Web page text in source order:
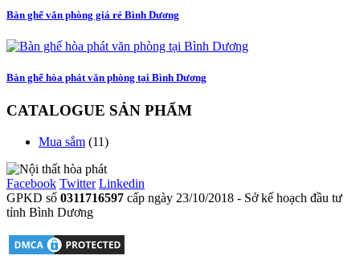
Bàn ghế văn phòng giá rẻ Bình Dương
Bàn ghế hòa phát văn phòng tại Bình Dương
CATALOGUE SẢN PHẨM
Mua sắm (11)
Facebook Twitter Linkedin
GPKD số 0311716597 cấp ngày 23/10/2018 - Sở kế hoạch đầu tư
tỉnh Bình Dương